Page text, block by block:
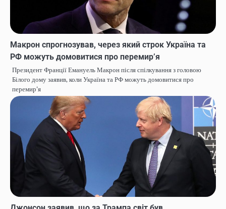
Макрон спрогнозував, через який строк Україна та
РФ можуть домовитися про перемир’я
Президент Франції Емануель Макрон після спілкування з головою
Білого дому заявив, коли Україна та РФ можуть домовитися про
перемир'я